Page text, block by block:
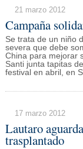
21 marzo 2012
Campaña
Se trata de un niño
severa que debe
China para mejorar
Santi junta tapitas
festival en abril, en
17 marzo 2012
Lautaro
trasplantado